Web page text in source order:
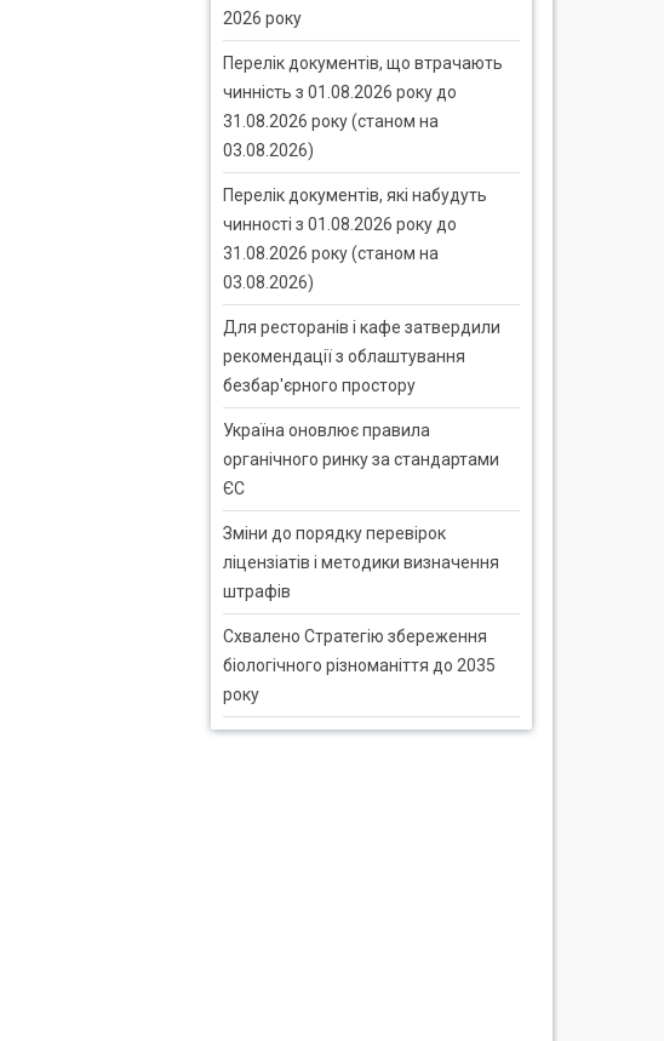
2026 року
Перелік документів, що втрачають
чинність з 01.08.2026 року до
31.08.2026 року (станом на
03.08.2026)
Перелік документів, які набудуть
чинності з 01.08.2026 року до
31.08.2026 року (станом на
03.08.2026)
Для ресторанів і кафе затвердили
рекомендації з облаштування
безбар'єрного простору
Україна оновлює правила
органічного ринку за стандартами
ЄС
Зміни до порядку перевірок
ліцензіатів і методики визначення
штрафів
Схвалено Стратегію збереження
біологічного різноманіття до 2035
року